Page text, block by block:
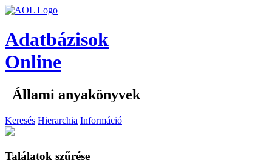
Adatbázisok
Online
Állami anyakönyvek
Keresés Hierarchia Információ
Találatok szűrése